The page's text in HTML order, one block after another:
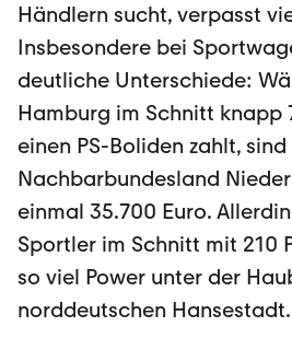
Händlern sucht, verpasst
Insbesondere bei
deutliche Unterschiede:
Hamburg im Schnitt knapp
einen PS-Boliden zahlt, sind
Nachbarbundesland
einmal 35.700 Euro.
Sportler im Schnitt mit 210
so viel Power unter der
norddeutschen Hansestadt.